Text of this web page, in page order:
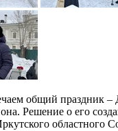
общий праздник –
Решение о его
областного